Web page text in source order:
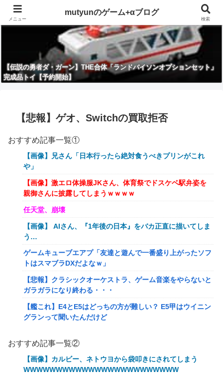
【伝説の勇者ダ・ガーン】THE合体「ランドバイソンオプションセット」
完成品トイ【予約開始】
【悲報】ゲオ、Switchの買取拒否
おすすめ記事一覧①
【画像】兄さん「日本行ったら絶対食うべきプリンがこれ
や」
【画像】激エロ体操服JKさん、体育祭でドスケベ駅弁姿を
親御さんに披露してしまうｗｗｗｗ
任天堂、崩壊
【画像】 AIさん、『1年後の日本』をバカ正直に描いてしま
う…
ゲームキューブエアプ「友達と遊んで一番盛り上がったソフ
トはスマブラDXだよなｗ」
【悲報】クラシックオーケストラ、ゲーム音楽をやらないと
ガラガラになり終わる・・・
【艦これ】E4とE5はどっちの方が難しい？ E5甲はウイニン
グランって聞いたんだけど
【艦これ】オオヤマトウサギ 他
【艦これ】授業中に居眠りふぶき 他
おすすめ記事一覧②
【画像】カルビー、ネトウヨから袋叩きにされてしまう
WWWWWWWWWWWWWWWWWWWWWWWW
メニュー
mutyunのゲーム+αブログ
検索